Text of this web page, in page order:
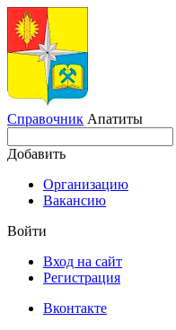
Справочник Апатиты
Добавить
Организацию
Вакансию
Войти
Вход на сайт
Регистрация
Вконтакте